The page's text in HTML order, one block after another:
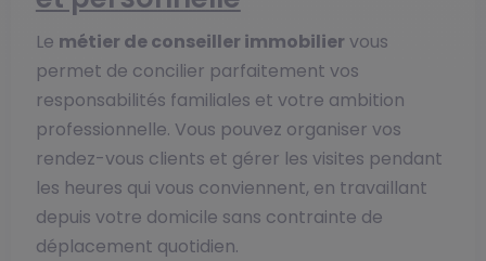
Le métier de conseiller immobilier vous
permet de concilier parfaitement vos
responsabilités familiales et votre ambition
professionnelle. Vous pouvez organiser vos
rendez-vous clients et gérer les visites pendant
les heures qui vous conviennent, en travaillant
depuis votre domicile sans contrainte de
déplacement quotidien.